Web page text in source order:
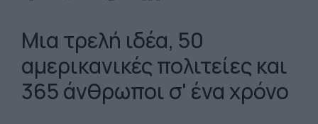
Μια τρελή ιδέα, 50
αμερικανικές πολιτείες και
365 άνθρωποι σ' ένα χρόνο